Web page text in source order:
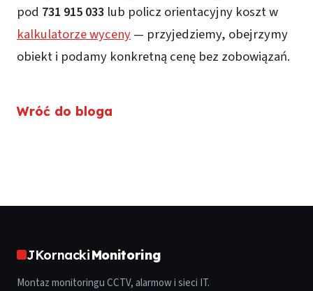
pod 731 915 033 lub policz orientacyjny koszt w
kalkulatorze wyceny— przyjedziemy, obejrzymy
obiekt i podamy konkretną cenę bez zobowiązań.
Wróć do bloga
JKornackiMonitoring
Montaz monitoringu CCTV, alarmow i sieci IT.